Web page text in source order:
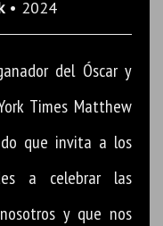
• 2024
del Óscar y
Times Matthew
que invita a los
a celebrar las
y que nos